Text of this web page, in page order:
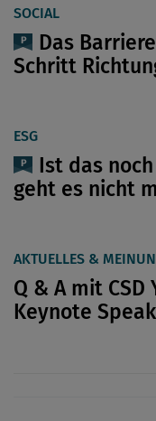
SOCIAL
Das
Schritt
ESG
Ist das
geht es nicht
AKTUELLES &
Q & A mit
Keynote